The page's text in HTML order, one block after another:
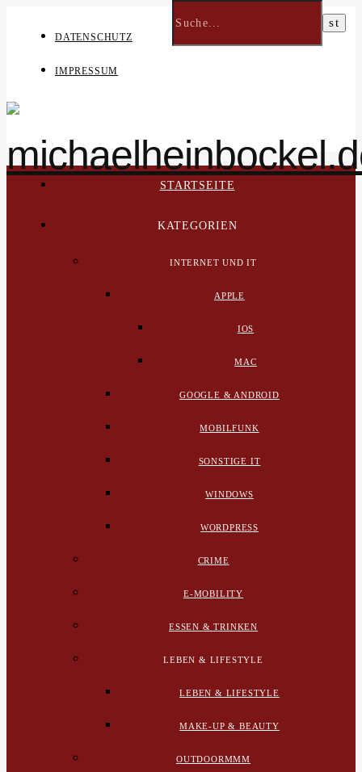
DATENSCHUTZ
IMPRESSUM
STARTSEITE
KATEGORIEN
INTERNET UND IT
APPLE
IOS
MAC
GOOGLE & ANDROID
MOBILFUNK
SONSTIGE IT
WINDOWS
WORDPRESS
CRIME
E-MOBILITY
ESSEN & TRINKEN
LEBEN & LIFESTYLE
LEBEN & LIFESTYLE
MAKE-UP & BEAUTY
OUTDOORMMM